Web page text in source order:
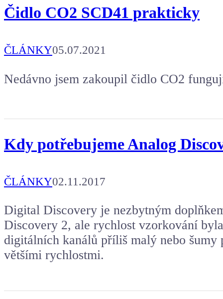
Čidlo CO2 SCD41 prakticky
ČLÁNKY05.07.2021
Nedávno jsem zakoupil čidlo CO2
Kdy potřebujeme Analog
ČLÁNKY02.11.2017
Digital Discovery je nezbytným
Discovery 2, ale rychlost vzorkování
digitálních kanálů příliš malý nebo
většími rychlostmi.